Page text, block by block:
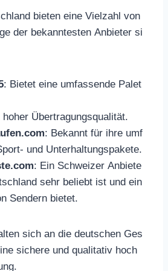
bieten eine Vielzahl von
der bekanntesten Anbieter si
: Bietet eine umfassende Palet
Übertragungsqualität.
: Bekannt für ihre umf
und Unterhaltungspakete.
: Ein Schweizer Anbiete
sehr beliebt ist und ein
Sendern bietet.
sich an die deutschen Ges
sichere und qualitativ hoch